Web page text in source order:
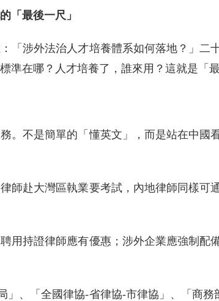
「最後一尺」
「涉外法治人才培養體系如何落地？」二
準在哪？人才培養了，誰來用？這就是「
。不是簡單的「懂英文」，而是站在中國
師赴大灣區執業要考試，內地律師同樣可
用持證律師應有優惠；涉外企業應強制配
」、「全國律協-省律協-市律協」、「商務